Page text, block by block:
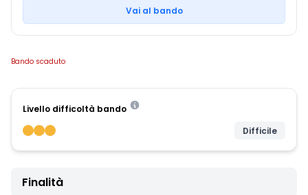
Vai al bando
Bando scaduto
Livello difficoltà bando
Difficile
Finalità